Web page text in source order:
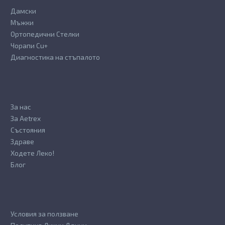
Дамски
Мъжки
Ортопедични Стелки
Чорапи Cu+
Диагностика на стъпалото
За нас
За Aetrex
Състояния
Здраве
Ходете Леко!
Блог
Условия за ползване